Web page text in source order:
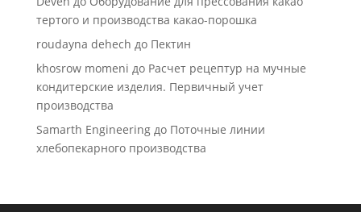
тертого и производства какао-порошка
roudayna dehech до Пектин
khosrow momeni до Расчет рецептур на мучные
кондитерские изделия. Первичный учет
производства
Samarth Engineeringдо Поточные линии
хлебопекарного производства